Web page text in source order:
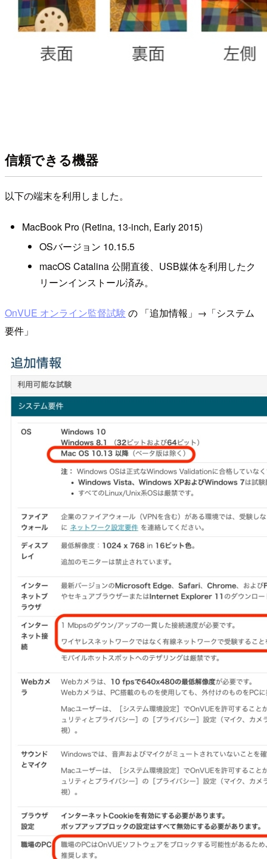
信頼できる機器
以下の端末を利用しました。
MacBook Pro (Retina, 13-inch, Early 2015)
OSバージョン 10.15.5
macOS Catalina 公開直後、USB媒体を利用したク
リーンインストール済み。
OnVUE オンライン監督試験 の 「追加情報」→「システム
要件」